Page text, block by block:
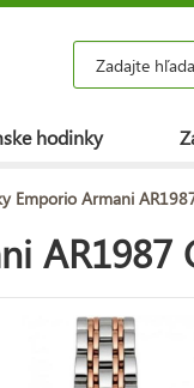
hodinky
Emporio Armani
AR1987